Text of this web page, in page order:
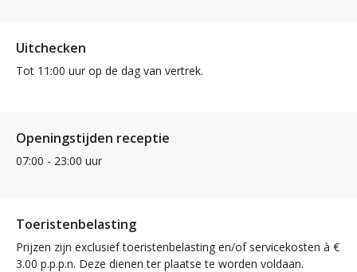
Uitchecken
Tot 11:00 uur op de dag van vertrek.
Openingstijden receptie
07:00 - 23:00 uur
Toeristenbelasting
Prijzen zijn exclusief toeristenbelasting en/of servicekosten à €
3.00 p.p.p.n. Deze dienen ter plaatse te worden voldaan.